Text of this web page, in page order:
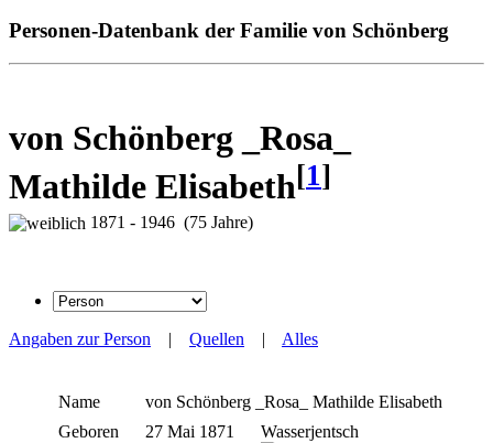
Personen-Datenbank der Familie von Schönberg
von Schönberg _Rosa_
Mathilde Elisabeth[1]
1871 - 1946 (75 Jahre)
Angaben zur Person | Quellen | Alles
Name von Schönberg
_Rosa_ Mathilde Elisabeth
Geboren
27 Mai 1871 Wasserjentsch